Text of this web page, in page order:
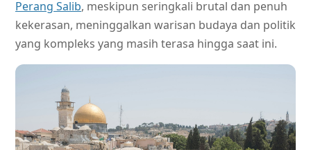
Perang Salib, meskipun seringkali brutal dan penuh
kekerasan, meninggalkan warisan budaya dan politik
yang kompleks yang masih terasa hingga saat ini.